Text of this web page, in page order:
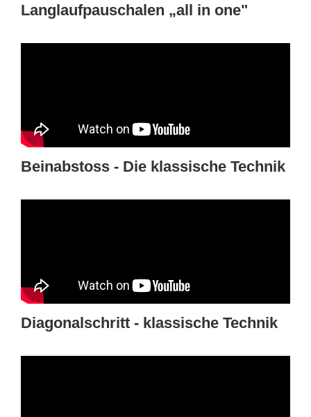
Langlaufpauschalen „all in one"
Beinabstoss - Die klassische Technik
Diagonalschritt - klassische Technik